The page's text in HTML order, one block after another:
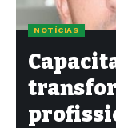
NOTÍCIAS